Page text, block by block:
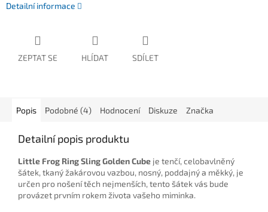
Detailní informace
ZEPTAT SE HLÍDAT SDÍLET
Popis Podobné (4) Hodnocení Diskuze Značka
Detailní popis produktu
Little Frog Ring Sling Golden Cube je tenčí, celobavlněný
šátek, tkaný žakárovou vazbou, nosný, poddajný a měkký, je
určen pro nošení těch nejmenších, tento šátek vás bude
provázet prvním rokem života vašeho miminka.